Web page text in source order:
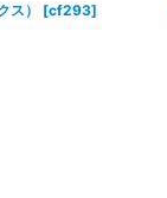
） [cf293]